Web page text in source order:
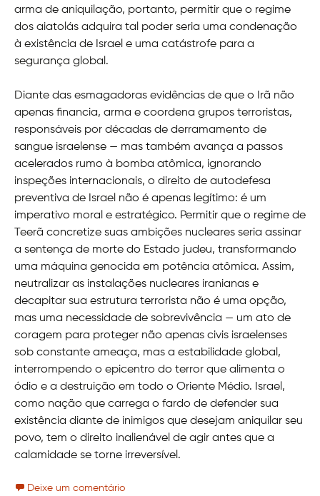
arma de aniquilação, portanto, permitir que o regime
dos aiatolás adquira tal poder seria uma condenação
à existência de Israel e uma catástrofe para a
segurança global.
Diante das esmagadoras evidências de que o Irã não
apenas financia, arma e coordena grupos terroristas,
responsáveis por décadas de derramamento de
sangue israelense — mas também avança a passos
acelerados rumo à bomba atômica, ignorando
inspeções internacionais, o direito de autodefesa
preventiva de Israel não é apenas legítimo: é um
imperativo moral e estratégico. Permitir que o regime de
Teerã concretize suas ambições nucleares seria assinar
a sentença de morte do Estado judeu, transformando
uma máquina genocida em potência atômica. Assim,
neutralizar as instalações nucleares iranianas e
decapitar sua estrutura terrorista não é uma opção,
mas uma necessidade de sobrevivência — um ato de
coragem para proteger não apenas civis israelenses
sob constante ameaça, mas a estabilidade global,
interrompendo o epicentro do terror que alimenta o
ódio e a destruição em todo o Oriente Médio. Israel,
como nação que carrega o fardo de defender sua
existência diante de inimigos que desejam aniquilar seu
povo, tem o direito inalienável de agir antes que a
calamidade se torne irreversível.
Deixe um comentário